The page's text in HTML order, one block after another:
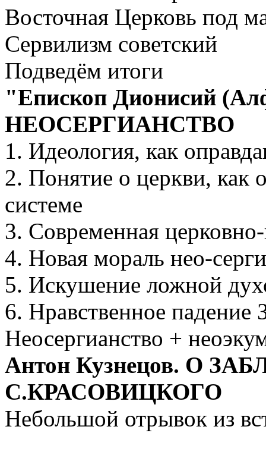
Восточная Церковь под
Сервилизм советский
Подведём итоги
"Епископ Дионисий
НЕОСЕРГИАНСТВО
1. Идеология, как
2. Понятие о церкви, как
системе
3. Современная
4. Новая мораль нео-
5. Искушение ложной
6. Нравственное падение
Неосергианство +
Антон Кузнецов. О
С.КРАСОВИЦКОГО
Небольшой отрывок из